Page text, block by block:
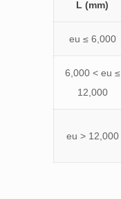
L (mm)
eu ≤ 6,000
6,000 < eu ≤
12,000
eu > 12,000